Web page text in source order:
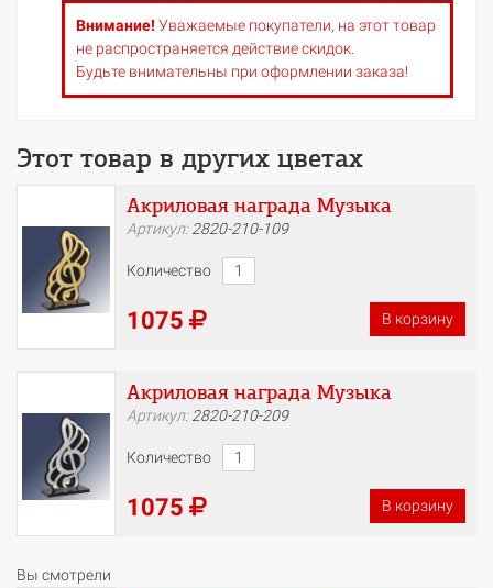
Внимание! Уважаемые покупатели, на этот товар
не распространяется действие скидок.
Будьте внимательны при оформлении заказа!
Этот товар в других цветах
Акриловая награда Музыка
Артикул:2820-210-109
Количество
1075 В корзину
Акриловая награда Музыка
Артикул:2820-210-209
Количество
1075 В корзину
Вы смотрели